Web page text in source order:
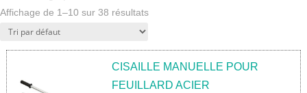
Affichage de 1–10 sur 38 résultats
CISAILLE MANUELLE POUR
FEUILLARD ACIER